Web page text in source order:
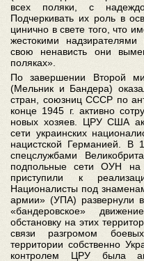
всех поляки, с
Подчеркивать их роль в
цинично в свете того, что
жестокими
свою ненависть они
поляках».
По завершении Второй
(Мельник и Бандера)
стран, союзниц СССР по
конце 1945 г. активно
новых хозяев. ЦРУ США
сети украинских
нацистской Германией. В
спецслужбами
подпольные сети ОУН на
приступили к
Националисты под
армии» (УПА) развернули в
«бандеровское»
обстановку на этих
связи разгромом
территории собственно
контролем ЦРУ была